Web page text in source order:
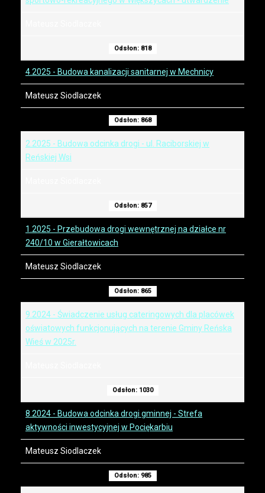
Odsłon: 818
4.2025 - Budowa kanalizacji sanitarnej w Mechnicy
Mateusz Siodlaczek
Odsłon: 868
2.2025 - Budowa odcinka drogi - ul. Raciborskiej w
Reńskiej Wsi
Odsłon: 857
1.2025 - Przebudowa drogi wewnętrznej na działce nr
240/10 w Gierałtowicach
Mateusz Siodlaczek
Odsłon: 865
9.2024 - Świadczenie usług cateringowych dla placówek
oświatowych funkcjonujących na terenie Gminy Reńska
Wieś w 2025r.
Odsłon: 1030
8.2024 - Budowa odcinka drogi gminnej - Strefa
aktywności inwestycyjnej w Pociękarbiu
Mateusz Siodlaczek
Odsłon: 985